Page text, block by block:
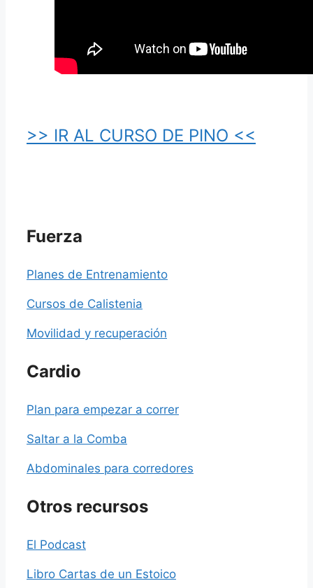
>> IR AL CURSO DE PINO <<
Fuerza
Planes de Entrenamiento
Cursos de Calistenia
Movilidad y recuperación
Cardio
Plan para empezar a correr
Saltar a la Comba
Abdominales para corredores
Otros recursos
El Podcast
Libro Cartas de un Estoico